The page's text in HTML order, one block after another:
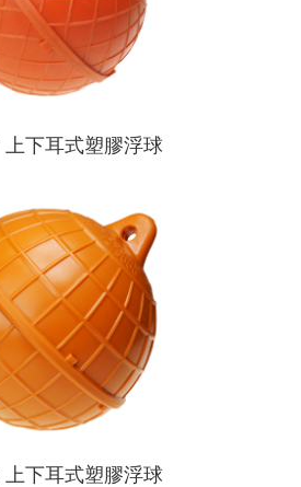
上下耳式塑膠浮球
下耳式塑膠浮球